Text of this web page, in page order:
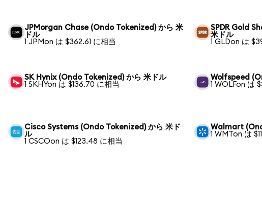
JPMorgan Chase (Ondo Tokenized) から 米
ドル
1 JPMon は $362.61 に相当
SPDR Gold
米ドル
1 GLDon は
SK Hynix (Ondo Tokenized) から 米ドル
1 SKHYon は $136.70 に相当
Wolfspeed
1 WOLFon は
Cisco Systems (Ondo Tokenized) から 米ド
ル
1 CSCOon は $123.48 に相当
Walmart
1 WMTon は